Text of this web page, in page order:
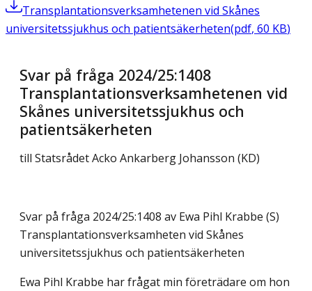
Transplantationsverksamhetenen vid Skånes
universitetssjukhus och patientsäkerheten(pdf, 60 KB)
Svar på fråga 2024/25:1408
Transplantationsverksamhetenen vid
Skånes universitetssjukhus och
patientsäkerheten
till Statsrådet Acko Ankarberg Johansson (KD)
Svar på fråga 2024/25:1408 av Ewa Pihl Krabbe (S)
Transplantationsverksamheten vid Skånes
universitetssjukhus och patientsäkerheten
Ewa Pihl Krabbe har frågat min företrädare om hon